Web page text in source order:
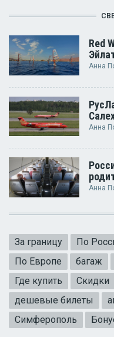
Red
Анна
Анна
Анна
За границу По
По Европе
багаж
Где купить
Скидки
дешевые билеты
Симферополь